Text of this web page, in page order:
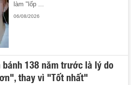
làm "lốp ...
06/08/2026
138 năm trước là lý do
thay vì "Tốt nhất"